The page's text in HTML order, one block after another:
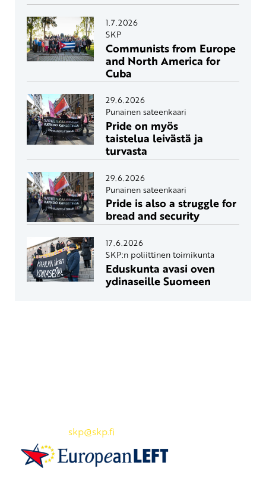
1.7.2026
SKP
Communists from Europe
and North America for
Cuba
29.6.2026
Punainen sateenkaari
Pride on myös
taistelua leivästä ja
turvasta
29.6.2026
Punainen sateenkaari
Pride is also a struggle for
bread and security
17.6.2026
SKP:n poliittinen toimikunta
Eduskunta avasi oven
ydinaseille Suomeen
skp@skp.fi